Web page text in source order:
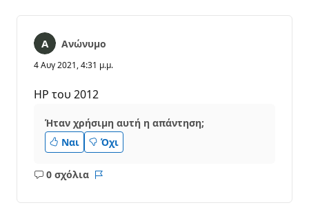
Ανώνυμο
4 Αυγ 2021, 4:31 μ.μ.
HP του 2012
Ήταν χρήσιμη αυτή η απάντηση;
Ναι
Όχι
0 σχόλια
Κανένα